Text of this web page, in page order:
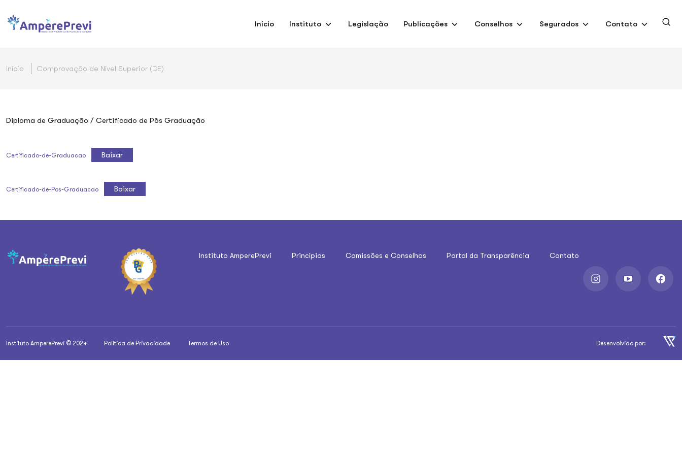
Início Instituto Legislação Publicações Conselhos Segurados Contato
Início Comprovação de Nível Superior (DE)
Diploma de Graduação / Certificado de Pós Graduação
Certificado-de-Graduacao Baixar
Certificado-de-Pos-Graduacao Baixar
Instituto AmperePrevi Princípios Comissões e Conselhos Portal da Transparência Contato
Instituto AmperePrevi © 2024 Política de Privacidade Termos de Uso Desenvolvido por: